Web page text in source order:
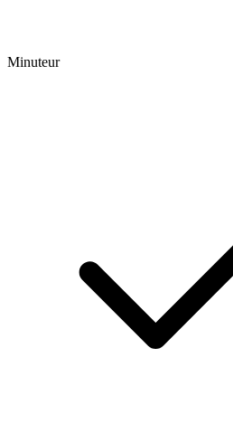
Minuteur